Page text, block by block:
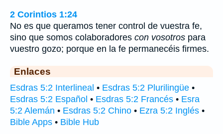
2 Corintios 1:24
No es que queramos tener control de vuestra fe,
sino que somos colaboradores con vosotros para
vuestro gozo; porque en la fe permanecéis firmes.
Enlaces
Esdras 5:2 Interlineal • Esdras 5:2 Plurilingüe •
Esdras 5:2 Español • Esdras 5:2 Francés • Esra
5:2 Alemán • Esdras 5:2 Chino • Ezra 5:2 Inglés •
Bible Apps • Bible Hub